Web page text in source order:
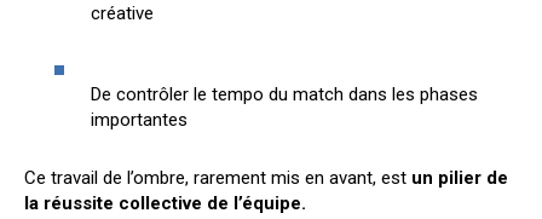
créative
De contrôler le tempo du match dans les phases
importantes
Ce travail de l’ombre, rarement mis en avant, est un pilier de
la réussite collective de l’équipe.